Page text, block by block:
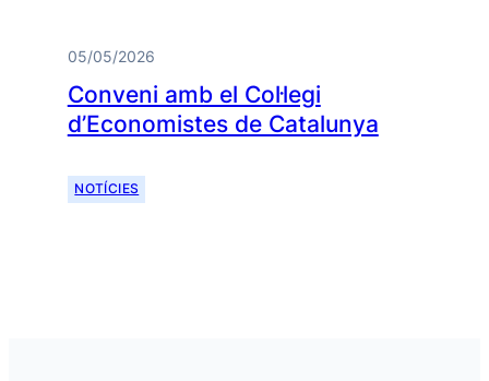
05/05/2026
Conveni amb el Col·legi
d’Economistes de Catalunya
NOTÍCIES